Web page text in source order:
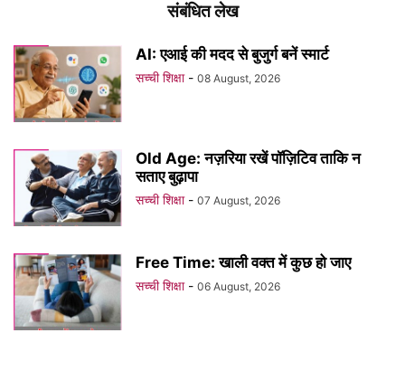
संबंधित लेख
AI: एआई की मदद से बुजुर्ग बनें स्मार्ट
सच्ची शिक्षा - 08 August, 2026
Old Age: नज़रिया रखें पॉज़िटिव ताकि न
सताए बुढ़ापा
सच्ची शिक्षा - 07 August, 2026
Free Time: खाली वक्त में कुछ हो जाए
सच्ची शिक्षा - 06 August, 2026